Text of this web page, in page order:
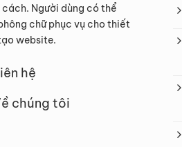
Người dùng có thể
chữ phục vụ cho thiết
website.
hệ
chúng tôi